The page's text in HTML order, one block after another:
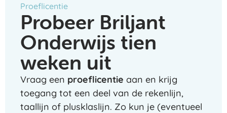
Proeflicentie
Probeer Briljant
Onderwijs tien
weken uit
Vraag een proeflicentie aan en krijg
toegang tot een deel van de rekenlijn,
taallijn of plusklaslijn. Zo kun je (eventueel